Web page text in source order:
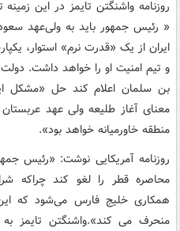
روزنامه واشنگتن تایمز در این
« رئیس جمهور باید به ولی‌عهد
ایران از یک «قدرت نرم» استوار،
و تیم امنیت او را خواهد داشت.
بن سلمان اعلام کند حل «مشکل
معنای آغاز طلیعه ولی عهد عربستان
منطقه خاورمیانه خواهد بود».
روزنامه آمریکایی نوشت: «رئیس
محاصره قطر را لغو کند چراکه
همکاری خلیج فارس می‌شود که این
منحرف می کند».واشنگتن تایمز